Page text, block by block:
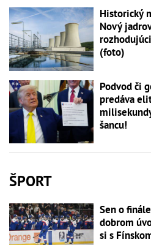
Historický
Nový
(foto)
Podvod či
predáva
šancu!
ŠPORT
Sen o
dobrom
si s